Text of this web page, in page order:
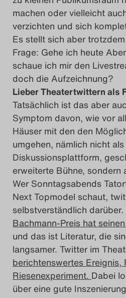
machen oder vielleicht
verzichten und sich
Es stellt sich aber
Frage: Gehe ich heute
schaue ich mir den
doch die Aufzeichnung?
Lieber Theatertwittern als
Tatsächlich ist das aber
Symptom davon, wie vor
Häuser mit den den
umgehen, nämlich nicht als
Diskussionsplattform,
erweiterte Bühne, sondern
Wer Sonntagsabends
Next Topmodel schaut,
selbstverständlich
Bachmann-Preis hat
und das ist Literatur, die
langsamer. Twitter im
berichtenswertes Ereignis,
Riesenexperiment. Dabei
über eine gute